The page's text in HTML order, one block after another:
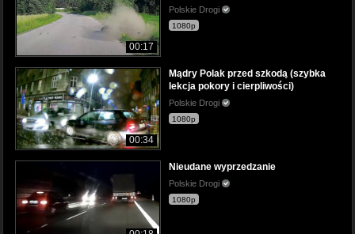
00:17
Polskie Drogi
1080p
00:34
Mądry Polak przed szkodą (szybka
lekcja pokory i cierpliwości)
Polskie Drogi
1080p
Nieudane wyprzedzanie
Polskie Drogi
1080p